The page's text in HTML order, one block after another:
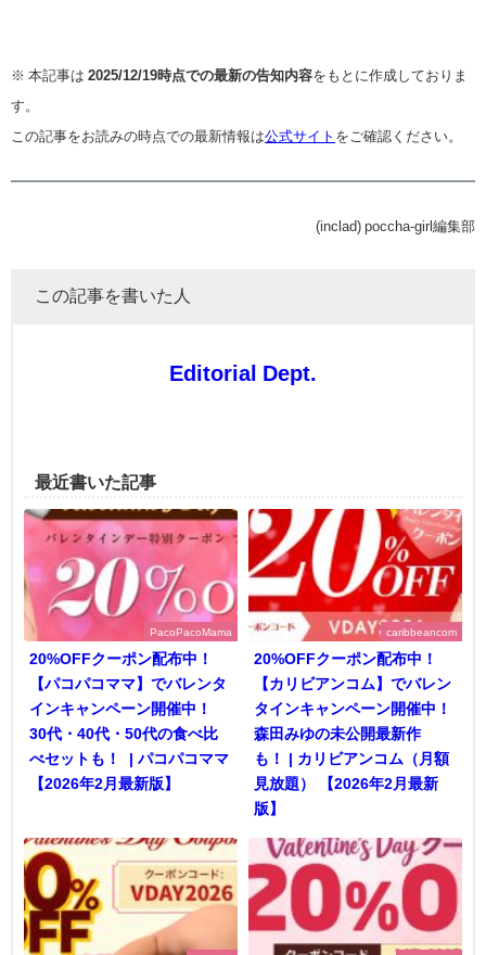
※ 本記事は 2025/12/19時点での最新の告知内容をもとに作成しておりま
す。
この記事をお読みの時点での最新情報は公式サイト をご確認ください。
(inclad) poccha-girl編集部
この記事を書いた人
Editorial Dept.
最近書いた記事
PacoPacoMama
20%OFFクーポン配布中！
【パコパコママ】でバレンタ
インキャンペーン開催中！
30代・40代・50代の食べ比
べセットも！ | パコパコママ
【2026年2月最新版】
caribbeancom
20%OFFクーポン配布中！
【カリビアンコム】でバレン
タインキャンペーン開催中！
森田みゆの未公開最新作
も！ | カリビアンコム（月額
見放題） 【2026年2月最新
版】